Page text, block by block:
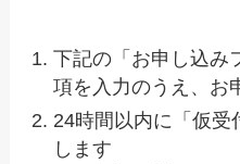
下記の「お申し込み
項を入力のうえ、お
24時間以内に「仮受
します